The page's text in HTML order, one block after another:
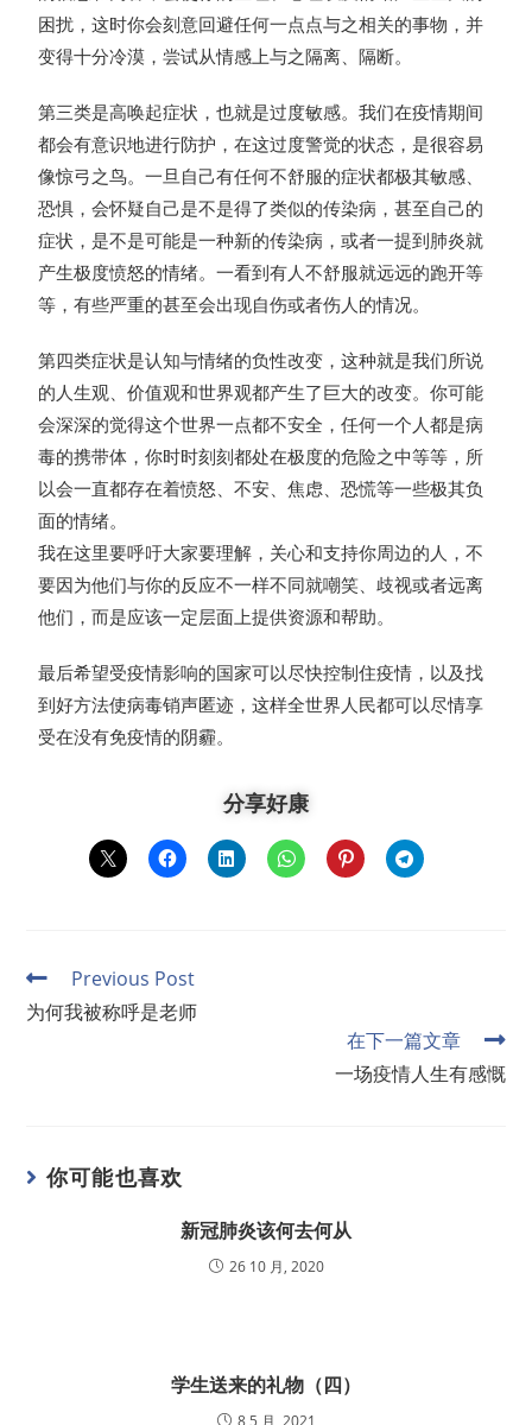
困扰，这时你会刻意回避任何一点点与之相关的事物，并
变得十分冷漠，尝试从情感上与之隔离、隔断。
第三类是高唤起症状，也就是过度敏感。我们在疫情期间
都会有意识地进行防护，在这过度警觉的状态，是很容易
像惊弓之鸟。一旦自己有任何不舒服的症状都极其敏感、
恐惧，会怀疑自己是不是得了类似的传染病，甚至自己的
症状，是不是可能是一种新的传染病，或者一提到肺炎就
产生极度愤怒的情绪。一看到有人不舒服就远远的跑开等
等，有些严重的甚至会出现自伤或者伤人的情况。
第四类症状是认知与情绪的负性改变，这种就是我们所说
的人生观、价值观和世界观都产生了巨大的改变。你可能
会深深的觉得这个世界一点都不安全，任何一个人都是病
毒的携带体，你时时刻刻都处在极度的危险之中等等，所
以会一直都存在着愤怒、不安、焦虑、恐慌等一些极其负
面的情绪。
我在这里要呼吁大家要理解，关心和支持你周边的人，不
要因为他们与你的反应不一样不同就嘲笑、歧视或者远离
他们，而是应该一定层面上提供资源和帮助。
最后希望受疫情影响的国家可以尽快控制住疫情，以及找
到好方法使病毒销声匿迹，这样全世界人民都可以尽情享
受在没有免疫情的阴霾。
分享好康
Previous Post
为何我被称呼是老师
在下一篇文章
一场疫情人生有感慨
你可能也喜欢
新冠肺炎该何去何从
26 10 月, 2020
学生送来的礼物（四）
8 5 月, 2021